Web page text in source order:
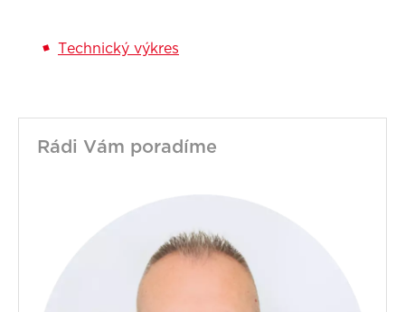
Technický výkres
Rádi Vám poradíme